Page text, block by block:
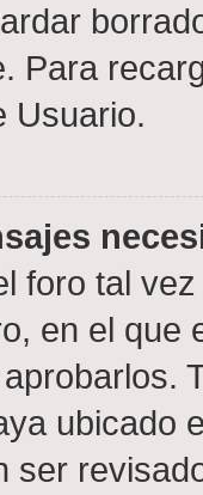
Para
Usuario.
foro tal
en el
ubicado
ser